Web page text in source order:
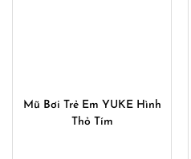
Mũ Bơi Trẻ Em YUKE Hình
Thỏ Tím